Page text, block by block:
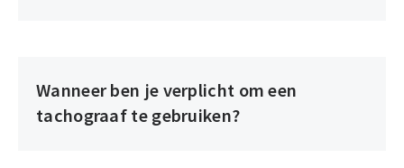
Wanneer ben je verplicht om een
tachograaf te gebruiken?